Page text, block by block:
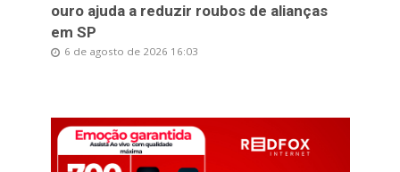
ouro ajuda a reduzir roubos de alianças
em SP
6 de agosto de 2026 16:03